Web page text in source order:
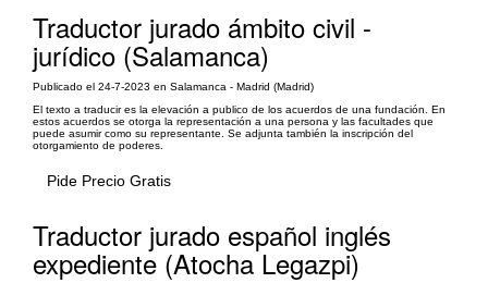
Traductor jurado ámbito civil -
jurídico (Salamanca)
Publicado el 24-7-2023 en Salamanca - Madrid (Madrid)
El texto a traducir es la elevación a publico de los acuerdos de una fundación. En
estos acuerdos se otorga la representación a una persona y las facultades que
puede asumir como su representante. Se adjunta también la inscripción del
otorgamiento de poderes.
Pide Precio Gratis
Traductor jurado español inglés
expediente (Atocha Legazpi)